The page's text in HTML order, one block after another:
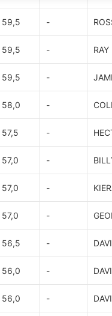
59,5 -
59,5 -
59,5 -
58,0 -
57,5 -
57,0 -
57,0 -
57,0 -
56,5 -
56,0 -
56,0 -